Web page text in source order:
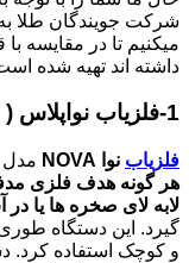
شرکت جویندگان طلا
میکنیم تا در مقایسه
داشته اند تهیه شده
1-فلزیاب نواپلاس ( novaplus) :
فلزیاب نوا NOVA
هر گونه هدف فلزی
لابه لای صخره ها یا در
گیرد. این دستگاه
و کوچک استفاده کرد.